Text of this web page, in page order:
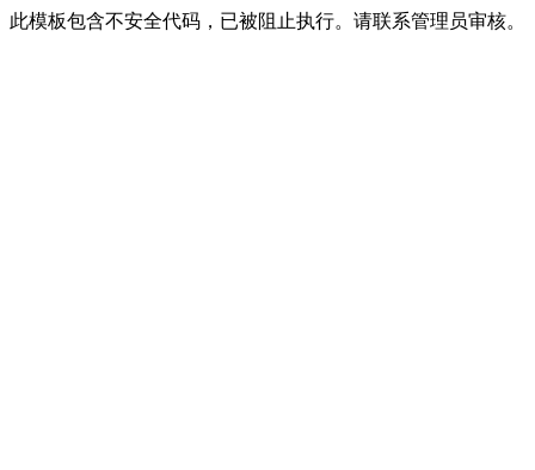
此模板包含不安全代码，已被阻止执行。请联系管理员审核。